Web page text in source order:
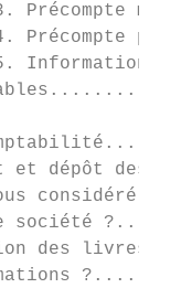
Précompte
Précompte
Informations
et dépôt des
considéré
société
des